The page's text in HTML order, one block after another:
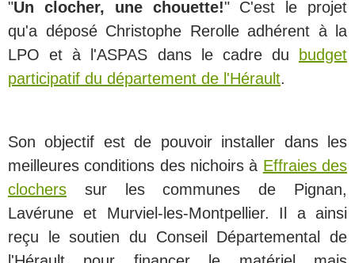
"Un clocher, une chouette!" C'est le projet
qu'a déposé Christophe Rerolle adhérent à la
LPO et à l'ASPAS dans le cadre du
budget
participatif du département de l'Hérault.
Son objectif est de pouvoir installer dans les
meilleures conditions des nichoirs à Effraies des
clochers sur les communes de Pignan,
Lavérune et Murviel-les-Montpellier. Il a ainsi
reçu le soutien du Conseil Départemental de